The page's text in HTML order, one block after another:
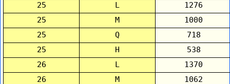
25
L
1276
25
M
1000
25
Q
718
25
H
538
26
L
1370
26
M
1062